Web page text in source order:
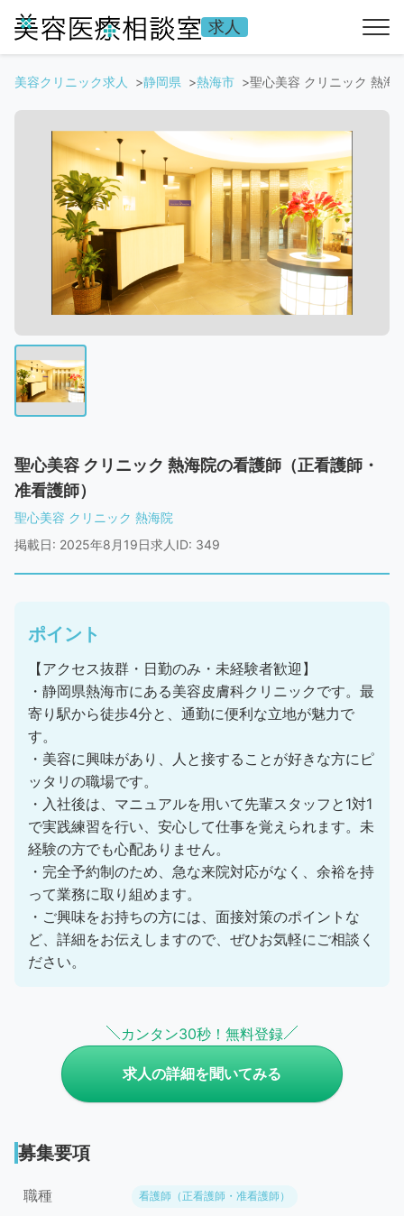
求人
美容クリニック求人 静岡県 熱海市 聖心美容 クリニック 熱海
聖心美容 クリニック 熱海院の看護師（正看護師・
准看護師）
聖心美容 クリニック 熱海院
掲載日: 2025年8月19日求人ID: 349
ポイント
【アクセス抜群・日勤のみ・未経験者歓迎】
・静岡県熱海市にある美容皮膚科クリニックです。最
寄り駅から徒歩4分と、通勤に便利な立地が魅力で
す。
・美容に興味があり、人と接することが好きな方にピ
ッタリの職場です。
・入社後は、マニュアルを用いて先輩スタッフと1対1
で実践練習を行い、安心して仕事を覚えられます。未
経験の方でも心配ありません。
・完全予約制のため、急な来院対応がなく、余裕を持
って業務に取り組めます。
・ご興味をお持ちの方には、面接対策のポイントな
ど、詳細をお伝えしますので、ぜひお気軽にご相談く
ださい。
カンタン30秒！無料登録
求人の詳細を聞いてみる
募集要項
職種 看護師（正看護師・准看護師）